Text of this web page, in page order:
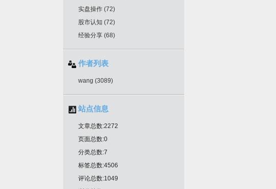
实盘操作 (72)
股市认知 (72)
经验分享 (68)
作者列表
wang (3089)
站点信息
文章总数:2272
页面总数:0
分类总数:7
标签总数:4506
评论总数:1049